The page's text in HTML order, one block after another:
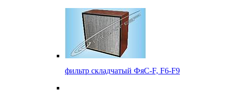
фильтр складчатый ФяС-F, F6-F9